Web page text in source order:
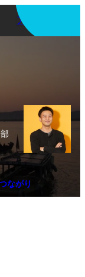
アプリを使う
ながり